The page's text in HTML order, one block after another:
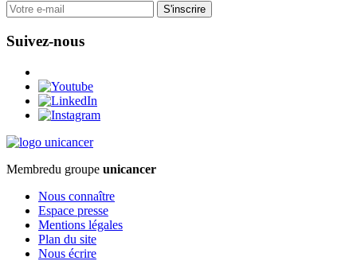
S'inscrire
Suivez-nous
Membredu groupe unicancer
Nous connaître
Espace presse
Mentions légales
Plan du site
Nous écrire